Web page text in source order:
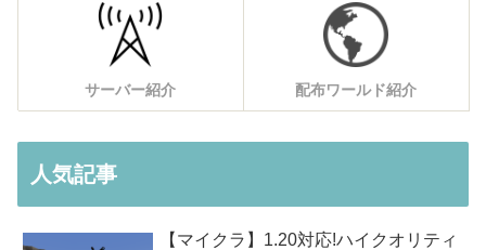
サーバー紹介 配布ワールド紹介
人気記事
【マイクラ】1.20対応!ハイクオリティ